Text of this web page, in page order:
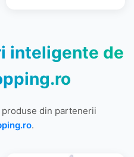
inteligente de
din partenerii
.